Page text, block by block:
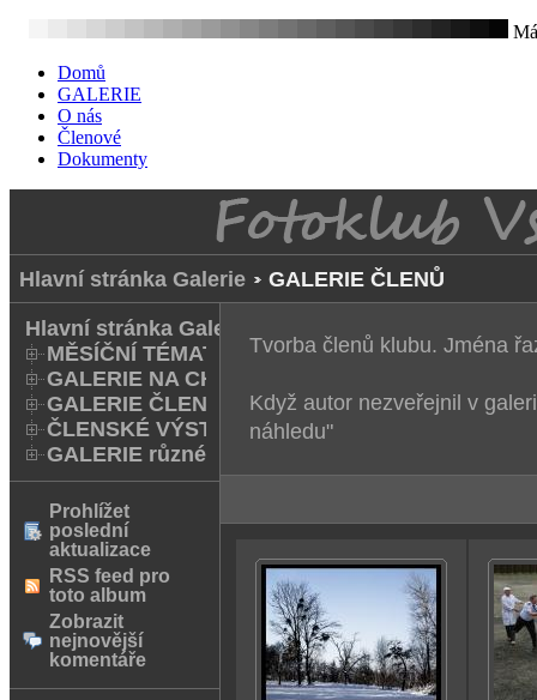
Domů
GALERIE
O nás
Členové
Dokumenty
Hlavní stránka Galerie GALERIE ČLENŮ
Hlavní stránka Galerie
MĚSÍČNÍ TÉMATA
GALERIE NA CHODNÍKU
GALERIE ČLENŮ
ČLENSKÉ VÝSTAVY A FOTO Q
GALERIE různé
Prohlížet
poslední
aktualizace
RSS feed pro
toto album
Zobrazit
nejnovější
komentáře
Tvorba členů klubu. Jména
Když autor nezveřejnil v
náhledu"